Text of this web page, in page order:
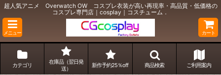
超人気アニメ Overwatch OW コスプレ衣装が高い再現率・高品質・低価格の
コスプレ専門店｜cosplay｜コスチューム．
メニュー カート
カテゴリ
在庫品（翌日発
送）
新作予約25％off 商品検索 ご利用案内